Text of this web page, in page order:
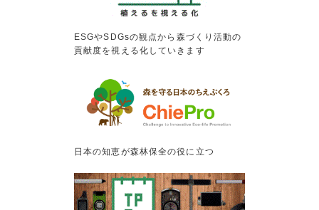
ESGやSDGsの観点から森づくり活動の
貢献度を視える化していきます
日本の知恵が森林保全の役に立つ